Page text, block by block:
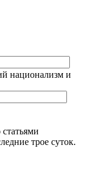
национализм и
трое суток.